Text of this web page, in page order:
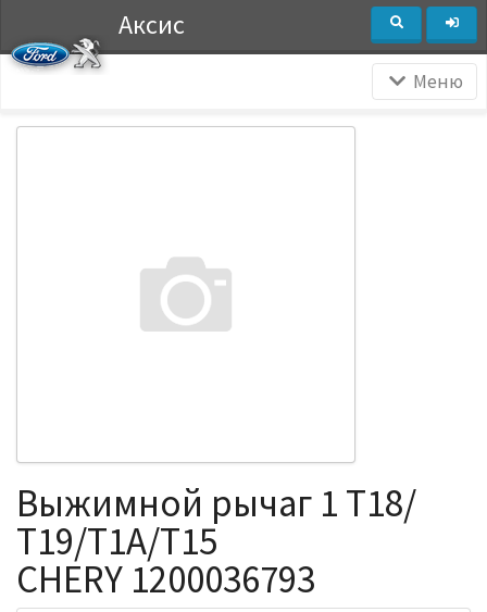
Аксис
Меню
Выжимной рычаг 1 T18/
T19/T1A/T15
CHERY 1200036793